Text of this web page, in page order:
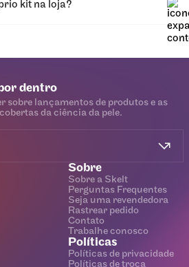
kit na loja?
dentro
sobre lançamentos de produtos e as
da ciência da pele.
Sobre
Sobre a Skelt
Perguntas Frequentes
Seja uma revendedora
Rastrear pedido
Contato
Trabalhe conosco
Políticas
Políticas de privacidade
Políticas de troca